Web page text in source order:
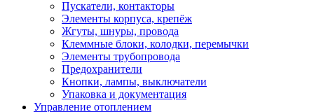
Пускатели, контакторы
Элементы корпуса, крепёж
Жгуты, шнуры, провода
Клеммные блоки, колодки, перемычки
Элементы трубопровода
Предохранители
Кнопки, лампы, выключатели
Упаковка и документация
Управление отоплением